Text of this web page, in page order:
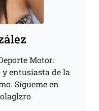
Motor.
entusiasta de la
Sígueme en